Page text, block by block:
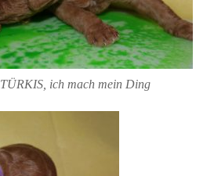
TÜRKIS, ich mach mein Ding